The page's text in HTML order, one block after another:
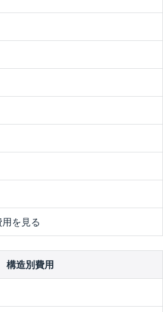
を見る
構造別費用